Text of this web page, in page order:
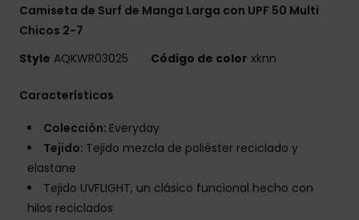
Camiseta de Surf de Manga Larga con UPF 50 Multi
Chicos 2-7
Style AQKWR03025 Código de color xknn
Características
Colección: Everyday
Tejido: Tejido mezcla de poliéster reciclado y
elastane
Tejido UVFLIGHT, un clásico funcional hecho con
hilos reciclados